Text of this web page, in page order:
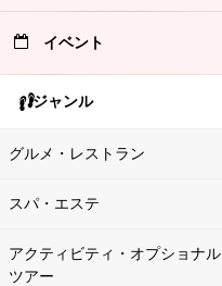
イベント
ジャンル
グルメ・レストラン
スパ・エステ
アクティビティ・オプショナル
ツアー